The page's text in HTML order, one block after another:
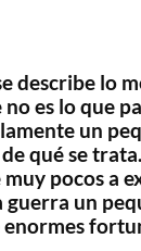
describe lo
es lo que
un
qué se
pocos a
guerra un
enormes